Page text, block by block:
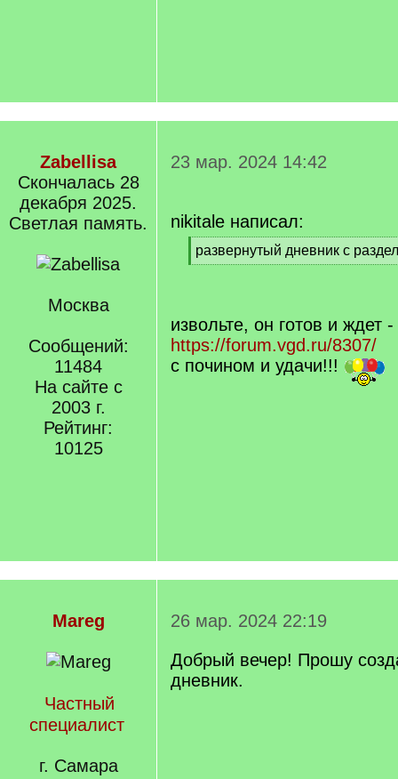
Zabellisa
Cкончалась 28
декабря 2025.
Светлая память.
Москва
Сообщений:
11484
На сайте с
2003 г.
Рейтинг:
10125
23 мар. 2024 14:42
nikitale написал:
[
q
развернутый дневник с
[
извольте, он готов и ждет -
https://forum.vgd.ru/8307/
с почином и удачи!!!
Mareg
Частный
специалист
г. Самара
26 мар. 2024 22:19
Добрый вечер! Прошу
дневник.